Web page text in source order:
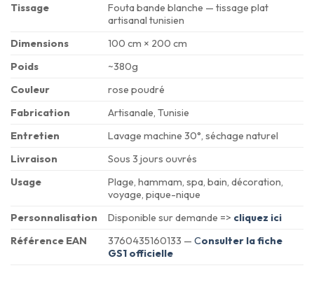
Tissage
Fouta bande blanche — tissage plat
artisanal tunisien
Dimensions
100 cm × 200 cm
Poids
~380g
Couleur
rose poudré
Fabrication
Artisanale, Tunisie
Entretien
Lavage machine 30°, séchage naturel
Livraison
Sous 3 jours ouvrés
Usage
Plage, hammam, spa, bain, décoration,
voyage, pique-nique
Personnalisation
Disponible sur demande => cliquez ici
Référence EAN
3760435160133 —Consulter la fiche
GS1 officielle